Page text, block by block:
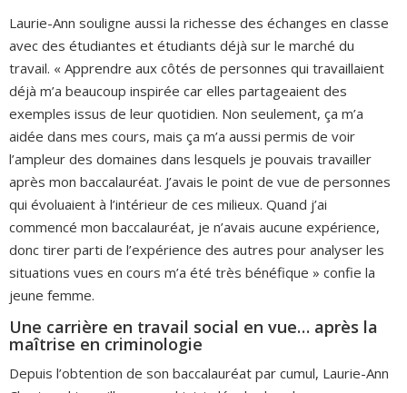
Laurie-Ann souligne aussi la richesse des échanges en classe
avec des étudiantes et étudiants déjà sur le marché du
travail. « Apprendre aux côtés de personnes qui travaillaient
déjà m’a beaucoup inspirée car elles partageaient des
exemples issus de leur quotidien. Non seulement, ça m’a
aidée dans mes cours, mais ça m’a aussi permis de voir
l’ampleur des domaines dans lesquels je pouvais travailler
après mon baccalauréat. J’avais le point de vue de personnes
qui évoluaient à l’intérieur de ces milieux. Quand j’ai
commencé mon baccalauréat, je n’avais aucune expérience,
donc tirer parti de l’expérience des autres pour analyser les
situations vues en cours m’a été très bénéfique » confie la
jeune femme.
Une carrière en travail social en vue… après la
maîtrise en criminologie
Depuis l’obtention de son baccalauréat par cumul, Laurie-Ann